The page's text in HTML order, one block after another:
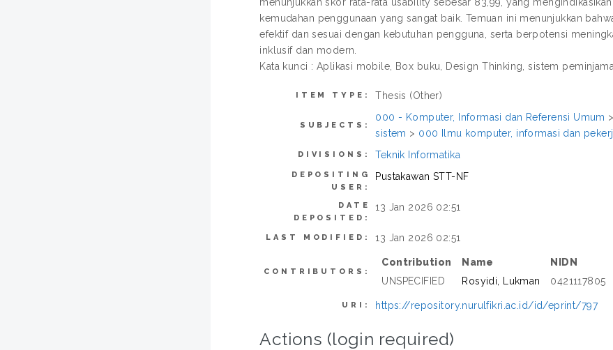
kemudahan penggunaan yang sangat baik. Temuan ini menunjukkan
efektif dan sesuai dengan kebutuhan pengguna, serta berpotensi
inklusif dan modern.
Kata kunci : Aplikasi mobile, Box buku, Design Thinking, sistem
ITEM TYPE: Thesis (Other)
SUBJECTS:
000 - Komputer, Informasi dan Referensi Umum >
sistem > 000 Ilmu komputer, informasi dan
DIVISIONS: Teknik Informatika
DEPOSITING
USER:
Pustakawan STT-NF
DATE
DEPOSITED:
13 Jan 2026 02:51
LAST MODIFIED: 13 Jan 2026 02:51
CONTRIBUTORS:
Contribution Name
NIDN
UNSPECIFIED
Rosyidi, Lukman 0421117805
URI: https://repository.nurulfikri.ac.id/id/eprint/797
Actions (login required)